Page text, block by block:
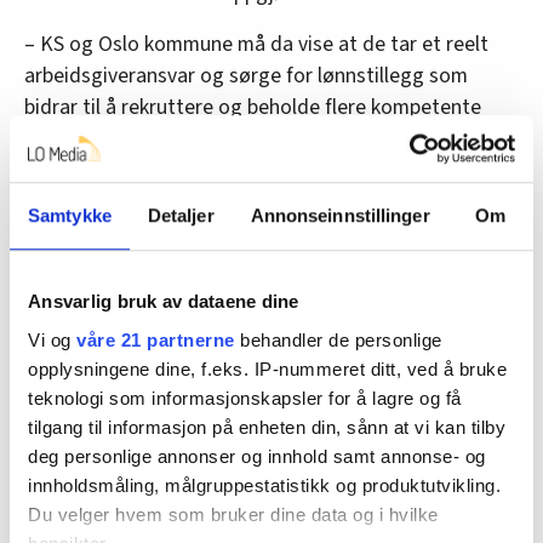
Samtykke Detaljer Annonseinnstillinger Om
Ansvarlig bruk av dataene dine
Vi og våre 21 partnerne behandler de personlige
opplysningene dine, f.eks. IP-nummeret ditt, ved å bruke
teknologi som informasjonskapsler for å lagre og få
tilgang til informasjon på enheten din, sånn at vi kan tilby
deg personlige annonser og innhold samt annonse- og
innholdsmåling, målgruppestatistikk og produktutvikling.
Du velger hvem som bruker dine data og i hvilke
– KS og Oslo kommune må da vise at de tar et reelt
arbeidsgiveransvar og sørge for lønnstillegg som
bidrar til å rekruttere og beholde flere kompetente
folk med høyere utdanning. For å kunne gjøre dette,
må også kommuneøkonomien styrkes, sier han.
Denne artikkelen erover fem år gammel.
Streik tvungen lønnsnemnd Nyheter
lønnsoppgjøret unio
Del artikkel